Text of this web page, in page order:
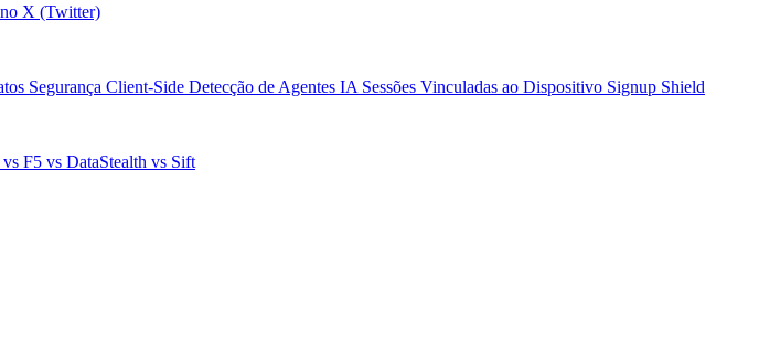
X (Twitter)
Segurança Client-Side Detecção de Agentes IA Sessões Vinculadas ao Dispositivo Signup Shield
vs F5 vs DataStealth vs Sift